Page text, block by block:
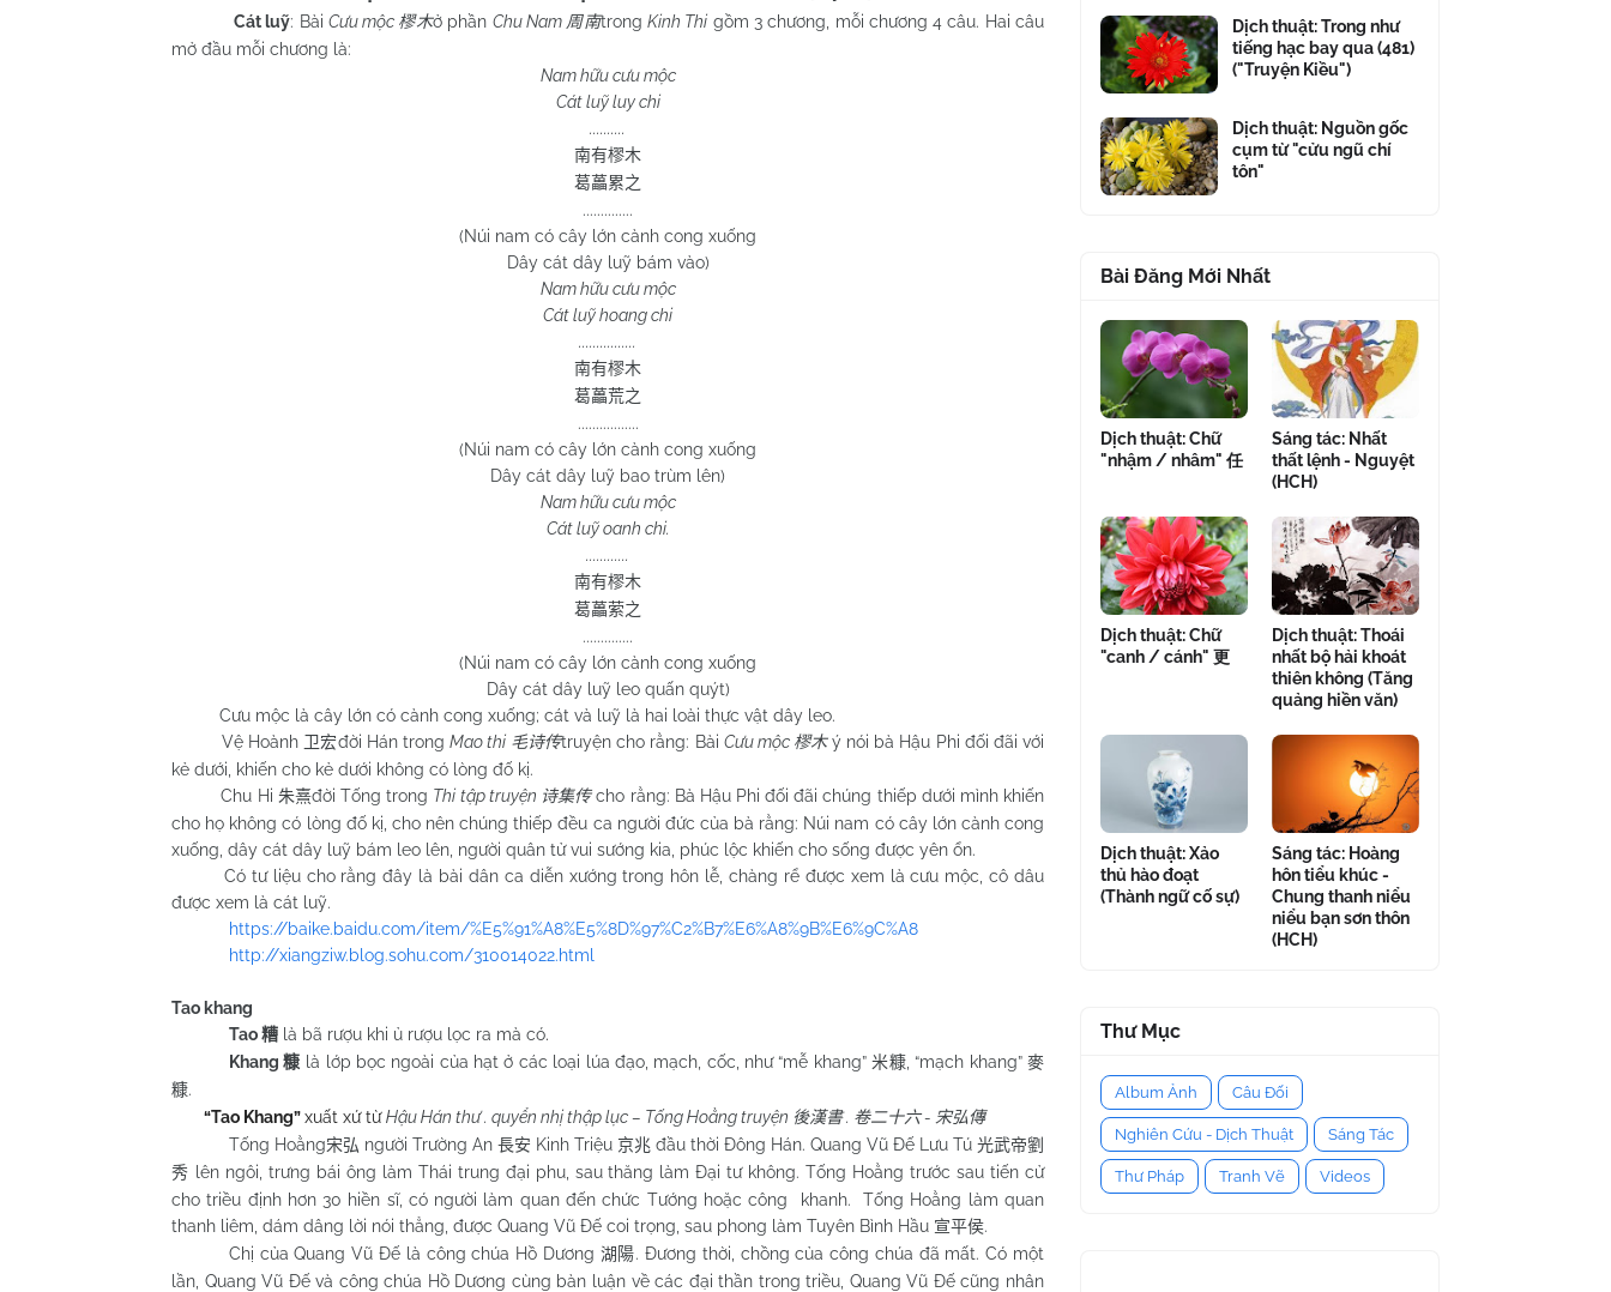
Cát luỹ: Bài Cưu mộc 樛木ở phần Chu Nam 周南trongKinh Thi gồm 3 chương, mỗi chương 4 câu. Hai câu
mở đầu mỗi chương là:
Nam hữu cưu mộc
Cát luỹ luy chi
..........
南有樛木
葛藟累之
..............
(Núi nam có cây lớn cành cong xuống
Dây cát dây luỹ bám vào)
Nam hữu cưu mộc
Cát luỹ hoang chi
................
南有樛木
葛藟荒之
.................
(Núi nam có cây lớn cành cong xuống
Dây cát dây luỹ bao trùm lên)
Nam hữu cưu mộc
Cát luỹ oanh chi.
............
南有樛木
葛藟萦之
..............
(Núi nam có cây lớn cành cong xuống
Dây cát dây luỹ leo quấn quýt)
Cưu mộc là cây lớn có cành cong xuống; cát và luỹ là hai loài thực vật dây leo.
Vệ Hoành
卫宏đời Hán trongMao thi 毛诗传truyện cho rằng: Bài Cưu mộc 樛木 ý nói bà Hậu Phi đối đãi với
kẻ dưới, khiến cho kẻ dưới không có lòng đố kị.
Chu Hi 朱熹đời Tống trong Thi tập truyện 诗集传 cho rằng: Bà Hậu Phi đối đãi chúng thiếp dưới mình khiến
cho họ không có lòng đố kị, cho nên chúng thiếp đều ca người đức của bà rằng: Núi nam có cây lớn cành cong
xuống, dây cát dây luỹ bám leo lên, người quân tử vui sướng kia, phúc lộc khiến cho sống được yên ổn.
Có tư liệu cho rằng đây là bài dân ca diễn xướng trong hôn lễ, chàng rể được xem là cưu mộc, cô dâu
được xem là cát luỹ.
https://baike.baidu.com/item/%E5%91%A8%E5%8D%97%C2%B7%E6%A8%9B%E6%9C%A8
http://xiangziw.blog.sohu.com/310014022.html
Tao khang
Tao 糟 là bã rượu khi ủ rượu lọc ra mà có.
Khang糠 là lớp bọc ngoài của hạt ở các loại lúa đạo, mạch, cốc, như “mễ khang”米糠, “mạch khang” 麥
糠.
“Tao Khang”xuất xứ từHậu Hán thư . quyển nhị thập lục – Tống Hoằng truyện 後漢書. 卷二十六- 宋弘傳
Tống Hoằng宋弘 người Trường An 長安 Kinh Triệu 京兆 đầu thời Đông Hán. Quang Vũ Đế Lưu Tú 光武帝劉
秀
lên ngôi, trưng bái ông làm Thái trung đại phu, sau thăng làm Đại tư không. Tống Hoằng trước sau tiến cử
cho triều định hơn 30 hiền sĩ, có người làm quan đến chức Tướng hoặc công khanh. Tống Hoằng làm quan
thanh liêm, dám dâng lời nói thẳng, được Quang Vũ Đế coi trọng, sau phong làm Tuyên Bình Hầu 宣平侯.
Chị của Quang Vũ Đế là công chúa Hồ Dương 湖陽. Đương thời, chồng của công chúa đã mất. Có một
lần, Quang Vũ Đế và công chúa Hồ Dương cùng bàn luận về các đại thần trong triều, Quang Vũ Đế cũng nhân
Dịch thuật: Trong như
tiếng hạc bay qua (481)
("Truyện Kiều")
Dịch thuật: Nguồn gốc
cụm từ "cửu ngũ chí
tôn"
Bài Đăng Mới Nhất
Dịch thuật: Chữ
"nhậm / nhâm" 任
Sáng tác: Nhất
thất lệnh - Nguyệt
(HCH)
Dịch thuật: Chữ
"canh / cánh" 更
Dịch thuật: Thoái
nhất bộ hải khoát
thiên không (Tăng
quảng hiền văn)
Dịch thuật: Xảo
thủ hào đoạt
(Thành ngữ cố sự)
Sáng tác: Hoàng
hôn tiểu khúc -
Chung thanh niểu
niểu bạn sơn thôn
(HCH)
Thư Mục
Album Ảnh Câu Đối
Nghiên Cứu - Dịch Thuật Sáng Tác
Thư Pháp Tranh Vẽ Videos